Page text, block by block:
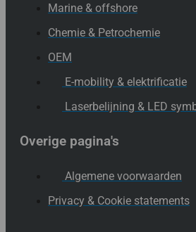
Marine & offshore
Chemie & Petrochemie
OEM
E-mobility & elektrificatie
Laserbelijning & LED
Overige pagina's
Algemene voorwaarden
Privacy & Cookie statements